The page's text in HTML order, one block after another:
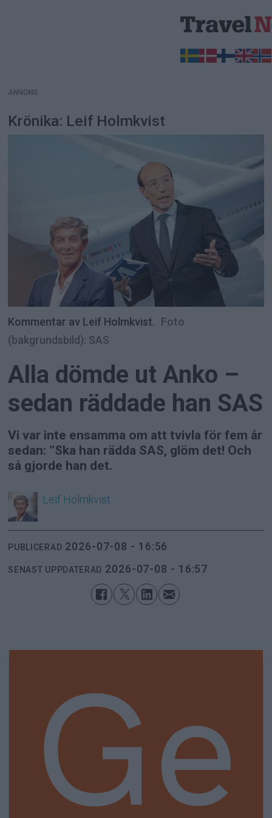
ANNONS
Krönika: Leif Holmkvist
Kommentar av Leif Holmkvist. Foto
(bakgrundsbild): SAS
Alla dömde ut Anko –
sedan räddade han SAS
Vi var inte ensamma om att tvivla för fem år
sedan: ”Ska han rädda SAS, glöm det! Och
så gjorde han det.
Leif Holmkvist
PUBLICERAD 2026-07-08 - 16:56
SENAST UPPDATERAD 2026-07-08 - 16:57
Ge